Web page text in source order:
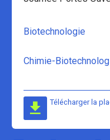
Biotechnologie
Chimie-
Télécharger la